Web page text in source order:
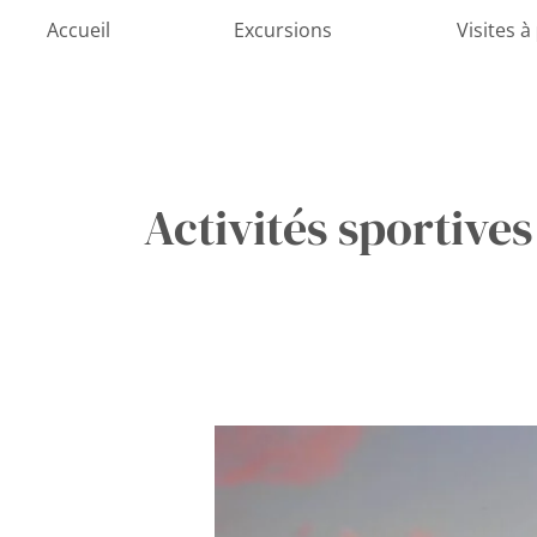
Accueil Excursions Visites
Activités